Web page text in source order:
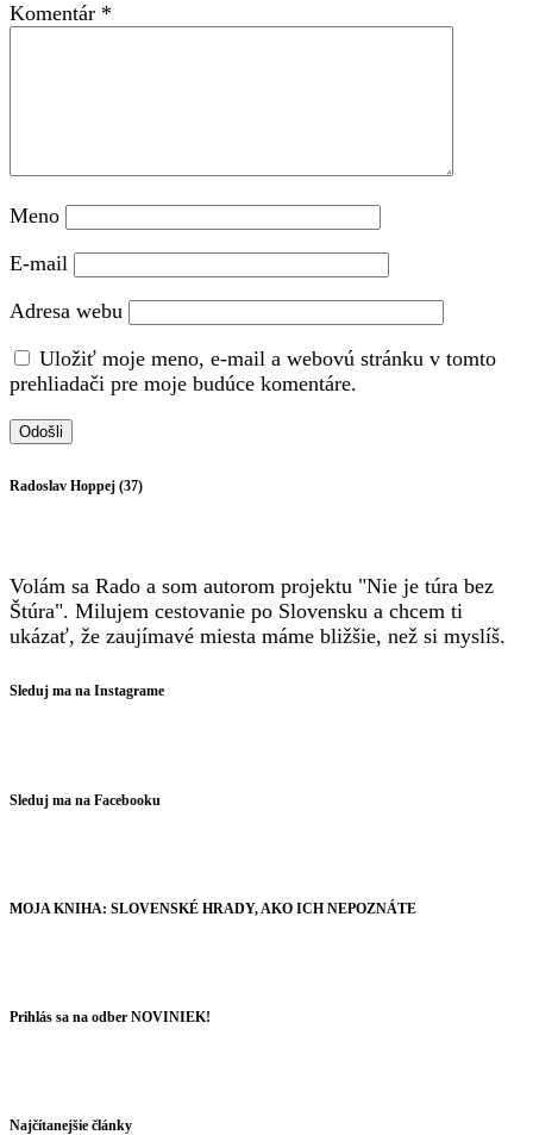
Komentár *
Meno
E-mail
Adresa webu
Uložiť moje meno, e-mail a webovú stránku v tomto
prehliadači pre moje budúce komentáre.
Radoslav Hoppej (37)
Volám sa Rado a som autorom projektu "Nie je túra bez
Štúra". Milujem cestovanie po Slovensku a chcem ti
ukázať, že zaujímavé miesta máme bližšie, než si myslíš.
Sleduj ma na Instagrame
Sleduj ma na Facebooku
MOJA KNIHA: SLOVENSKÉ HRADY, AKO ICH NEPOZNÁTE
Prihlás sa na odber NOVINIEK!
Najčítanejšie články